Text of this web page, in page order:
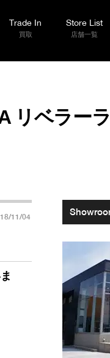
Trade In
買取
Store List
店舗一覧
リベラー
11/04